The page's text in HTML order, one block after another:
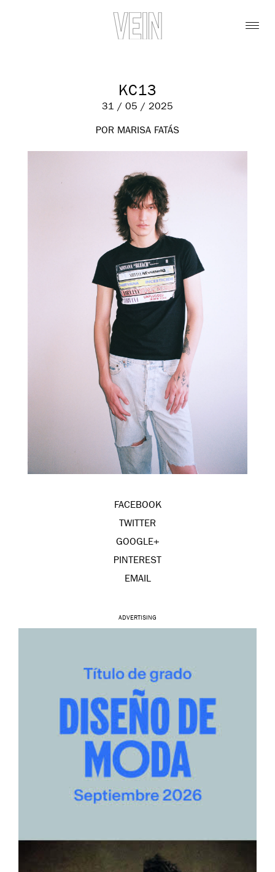
KC13
31 / 05 / 2025
POR MARISA FATÁS
FACEBOOK
TWITTER
GOOGLE+
PINTEREST
EMAIL
ADVERTISING